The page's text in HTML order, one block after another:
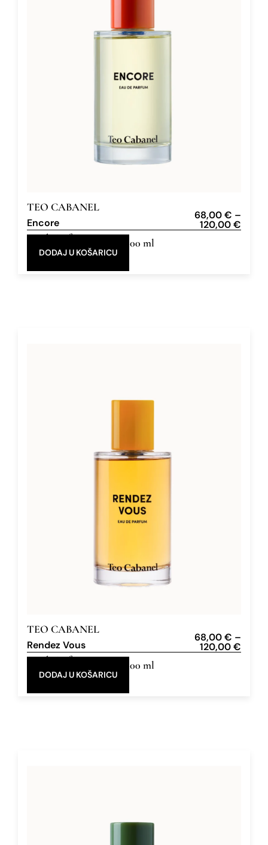
TEO CABANEL
Encore
68,00€ –
120,00€
Eau de Parfum 30 ml, 100 ml
DODAJ U KOŠARICU
TEO CABANEL
Rendez Vous
68,00€ –
120,00€
Eau de Parfum 30 ml, 100 ml
DODAJ U KOŠARICU